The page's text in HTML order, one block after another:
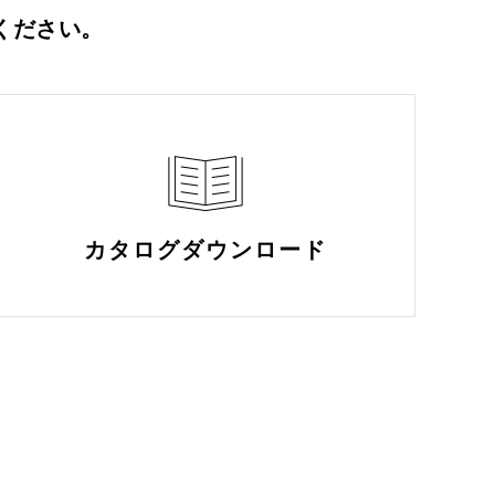
さい。
カタログダウンロード